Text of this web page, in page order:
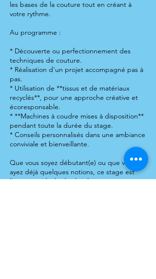
les bases de la couture tout en créant à
votre rythme.
Au programme :
* Découverte ou perfectionnement des
techniques de couture.
* Réalisation d'un projet accompagné pas à
pas.
* Utilisation de **tissus et de matériaux
recyclés**, pour une approche créative et
écoresponsable.
* **Machines à coudre mises à disposition**
pendant toute la durée du stage.
* Conseils personnalisés dans une ambiance
conviviale et bienveillante.
Que vous soyez débutant(e) ou que vous
ayez déjà quelques notions, ce stage est
l'occasion idéale de développer votre